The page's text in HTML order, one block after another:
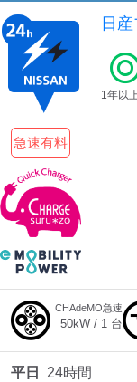
日
急速有料
1年以
CHAdeMO急速
50kW / 1 台
平日
24時間